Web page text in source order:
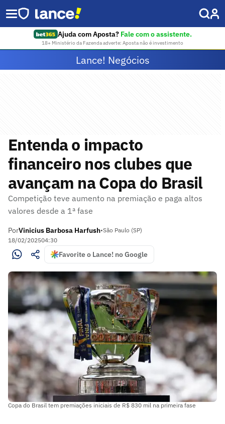
Ajuda com Aposta? Fale com o assistente.
18+ Ministério da Fazenda adverte: Aposta não é investimento
Lance! Negócios
Entenda o impacto
financeiro nos clubes que
avançam na Copa do Brasil
Competição teve aumento na premiação e paga altos
valores desde a 1ª fase
PorVinicius Barbosa Harfush•São Paulo (SP)
18/02/202504:30
Favorite o Lance! no Google
Copa do Brasil tem premiações iniciais de R$ 830 mil na primeira fase